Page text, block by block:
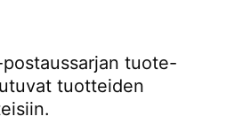
tuote-
tuotteiden